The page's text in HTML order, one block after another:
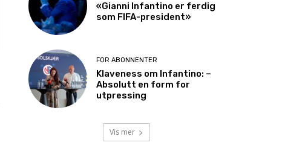
«Gianni Infantino er ferdig
som FIFA-president»
FOR ABONNENTER
Klaveness om Infantino: –
Absolutt en form for
utpressing
Vis mer